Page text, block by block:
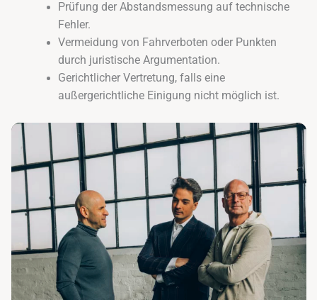
Prüfung der Abstandsmessung auf technische
Fehler.
Vermeidung von Fahrverboten oder Punkten
durch juristische Argumentation.
Gerichtlicher Vertretung, falls eine
außergerichtliche Einigung nicht möglich ist.